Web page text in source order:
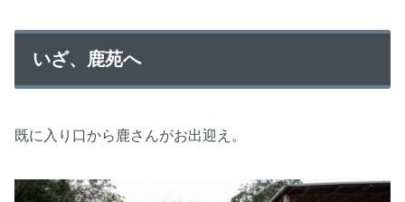
いざ、鹿苑へ
既に入り口から鹿さんがお出迎え。